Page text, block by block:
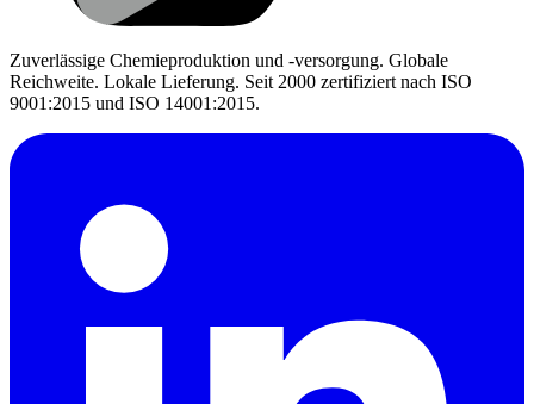
Zuverlässige Chemieproduktion und -versorgung. Globale
Reichweite. Lokale Lieferung. Seit 2000 zertifiziert nach ISO
9001:2015 und ISO 14001:2015.